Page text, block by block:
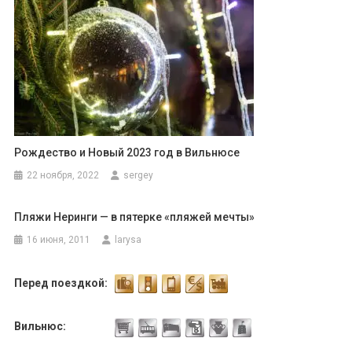
Рождество и Новый 2023 год в Вильнюсе
22 ноября, 2022 sergey
Пляжи Неринги — в пятерке «пляжей мечты»
16 июня, 2011 larysa
Перед поездкой:
Вильнюс: